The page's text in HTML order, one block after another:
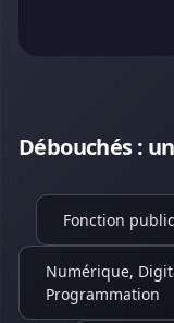
Débouchés :
Fonction
Numérique,
Programmation